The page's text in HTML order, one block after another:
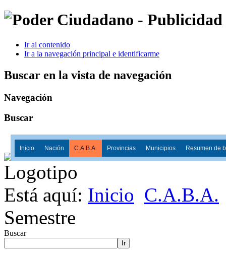
Ir al contenido
Ir a la navegación principal e identificarme
Buscar en la vista de navegación
Navegación
Buscar
Inicio Nación C.A.B.A. Provincias Municipios Resumen de
Está aquí: Inicio C.A.B.A.
Semestre
Buscar
Ir